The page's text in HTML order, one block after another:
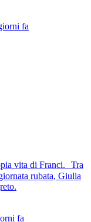
fa
vita di Franci. Tra
rubata, Giulia
fa